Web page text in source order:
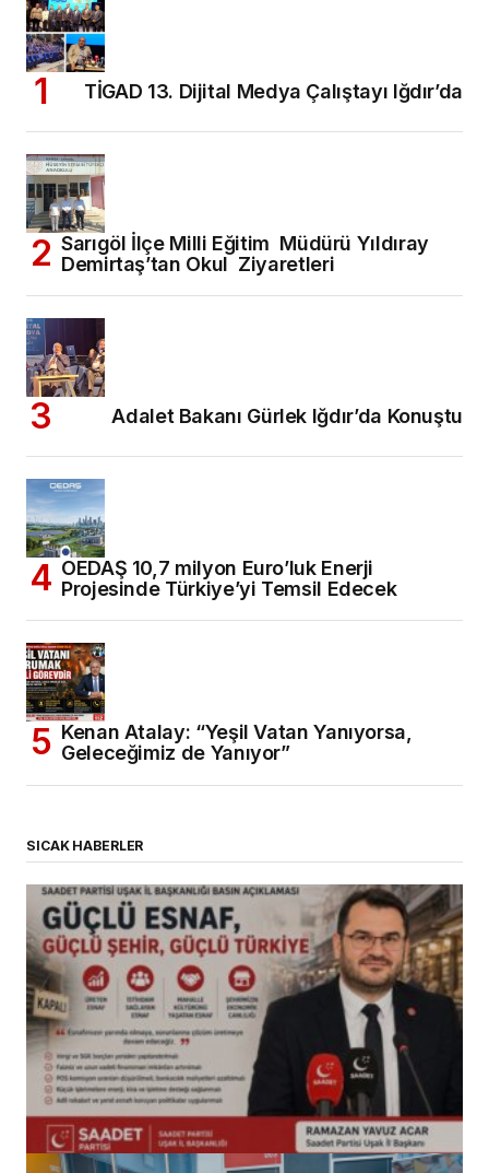
TİGAD 13. Dijital Medya Çalıştayı Iğdır’da
Sarıgöl İlçe Milli Eğitim Müdürü Yıldıray
Demirtaş’tan Okul Ziyaretleri
Adalet Bakanı Gürlek Iğdır’da Konuştu
OEDAŞ 10,7 milyon Euro’luk Enerji
Projesinde Türkiye’yi Temsil Edecek
Kenan Atalay: “Yeşil Vatan Yanıyorsa,
Geleceğimiz de Yanıyor”
SICAK HABERLER
(başlıksız)
Alaattin Karahan tarafından 14/07/2026